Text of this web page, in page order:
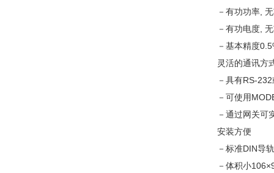
－有功功率,
－有功电度,
－基本精度
灵活的通讯方
－具有RS-
－可使用
－通过网关可
安装方便
－标准DIN导
－体积小